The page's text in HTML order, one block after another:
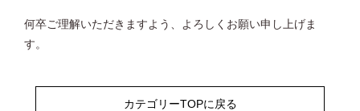
何卒ご理解いただきますよう、よろしくお願い申し上げま
す。
カテゴリーTOPに戻る